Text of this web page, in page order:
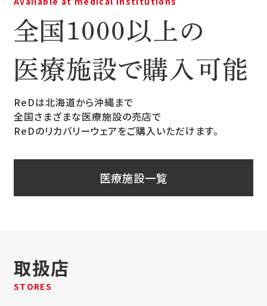
全国さまざまな医療施設の売店で
ReDのリカバリーウェアをご購入いただけます。
取扱店
STORES